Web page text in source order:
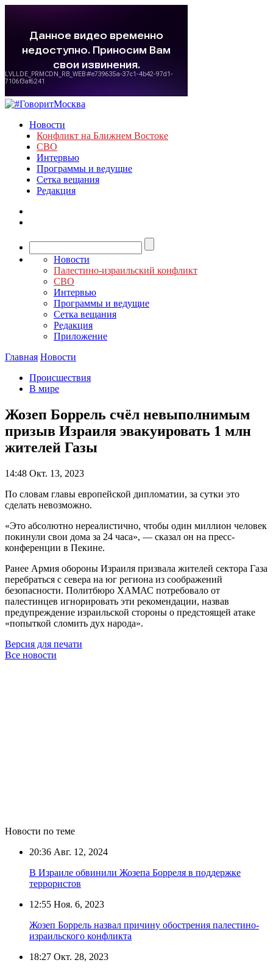
Новости
Конфликт на Ближнем Востоке
СВО
Интервью
Программы и ведущие
Сетка вещания
Редакция
Новости
Палестино-израильский конфликт
СВО
Интервью
Программы и ведущие
Сетка вещания
Редакция
Приложение
Главная Новости
Происшествия
В мире
Жозеп Боррель счёл невыполнимым
призыв Израиля эвакуировать 1 млн
жителей Газы
14:48 Окт. 13, 2023
По словам главы европейской дипломатии, за сутки это
сделать невозможно.
«Это абсолютно нереалистично, чтобы один миллион человек
покинули свои дома за 24 часа», — сказал он на пресс-
конференции в Пекине.
Ранее Армия обороны Израиля призвала жителей сектора Газа
перебраться с севера на юг региона из соображений
безопасности. Политбюро ХАМАС потребовало от
палестинцев игнорировать эти рекомендации, назвав
предупреждение израильской стороны о предстоящей атаке
«попыткой сломить дух народа».
Версия для печати
Все новости
Новости по теме
20:36 Авг. 12, 2024
В Израиле обвинили Жозепа Борреля в поддержке
террористов
12:55 Ноя. 6, 2023
Жозеп Боррель назвал причину обострения палестино-
израильского конфликта
18:27 Окт. 28, 2023